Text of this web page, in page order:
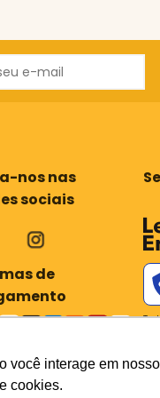
interage em
cookies.
nos nas
sociais
de